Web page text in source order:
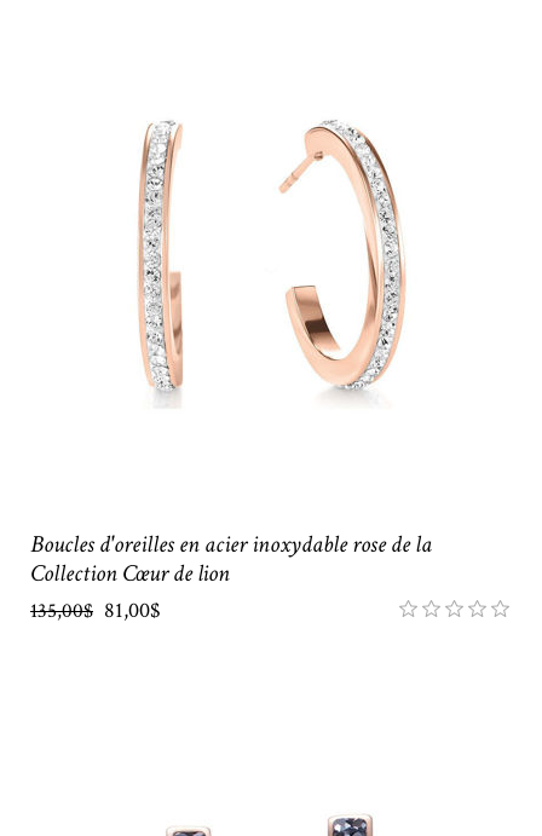
Boucles d'oreilles en acier inoxydable rose de la
Collection Cœur de lion
135,00$ 81,00$